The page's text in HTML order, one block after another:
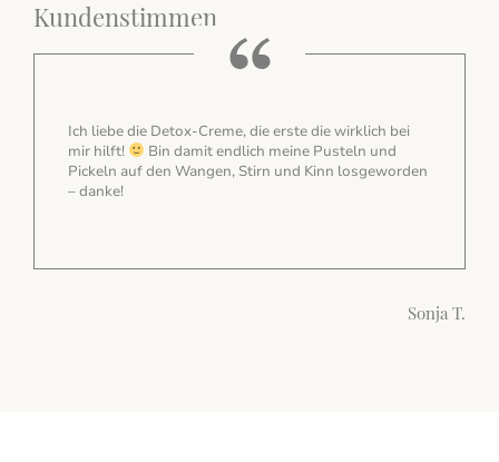
Kundenstimmen
Ich liebe den Duft der Stammzellen-Creme, meine
Haut hat sich noch nie so gut angefühlt <3
Anna